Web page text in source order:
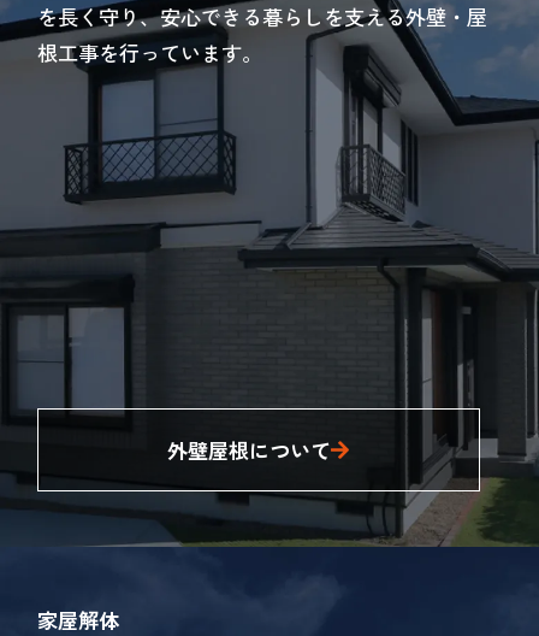
を長く守り、安心できる暮らしを支える外壁・屋
根工事を行っています。
外壁屋根について
家屋解体